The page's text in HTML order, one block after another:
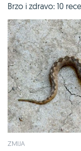
Brzo i zdravo: 10
ZMIJA